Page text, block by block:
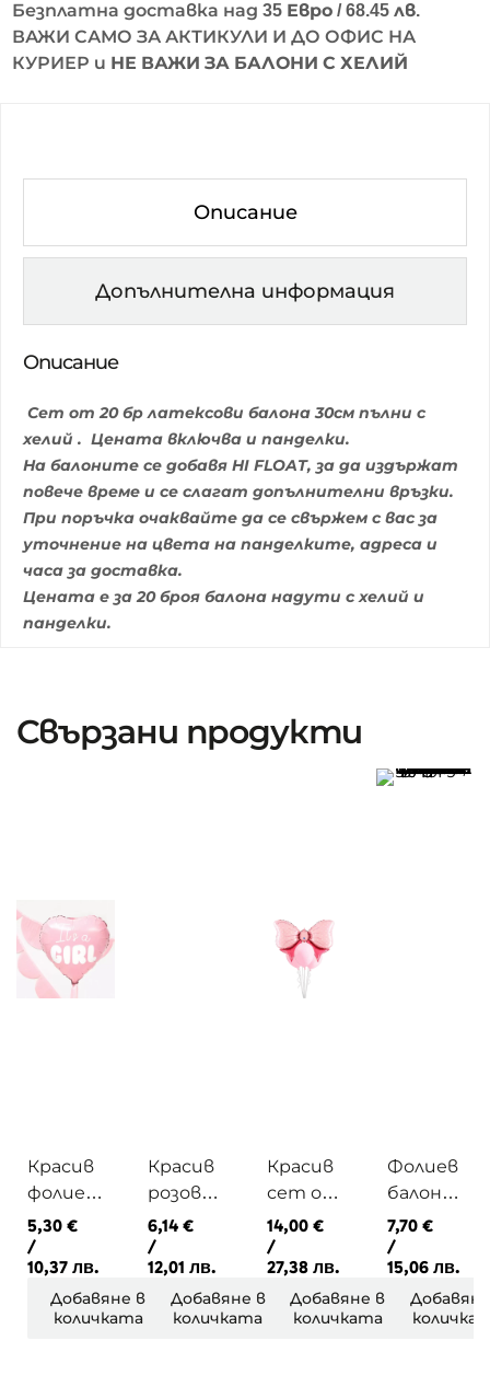
Безплатна доставка над35 Евро / 68.45 лв.
ВАЖИ САМО ЗА АКТИКУЛИ И ДО ОФИС НА
КУРИЕР и НЕ ВАЖИ ЗА БАЛОНИ С ХЕЛИЙ
Описание
Допълнителна информация
Описание
Сет от 20 бр латексови балона 30см пълни с
хелий . Цената включва и панделки.
На балоните се добавя HI FLOAT, за да издържат
повече време и се слагат допълнителни връзки.
При поръчка очаквайте да се свържем с вас за
уточнение на цвета на панделките, адреса и
часа за доставка.
Цената е за 20 броя балона надути с хелий и
панделки.
Свързани продукти
Красив
фолиев
балон
сърце
ITS A
GIRL с
хелий
5,30 €
/
10,37 лв.
Добавяне в
количката
Красив
розов
фолиев
балон
бебешк
о краче
Its a girl
6,14 €
/
12,01 лв.
Добавяне в
количката
Красив
сет от
розови
балони
с хелий
14,00 €
/
27,38 лв.
Добавяне в
количката
Фолиев
балон
футбол
на
топка
в черно
и бяло с
7,70 €
/
15,06 лв.